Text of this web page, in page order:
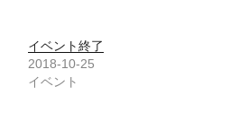
イベント終了
2018-10-25
イベント